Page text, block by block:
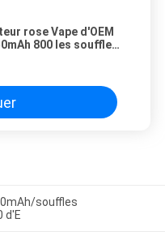
rose Vape d'OEM
800 les souffles
souffles
d'E